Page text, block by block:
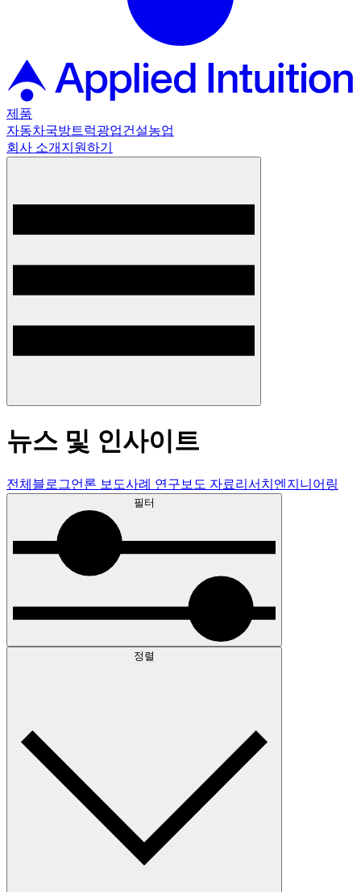
제품
자동차국방트럭광업건설농업
회사 소개 지원하기
뉴스 및 인사이트
전체 블로그언론 보도사례 연구 보도 자료리서치 엔지니어링
필터
정렬